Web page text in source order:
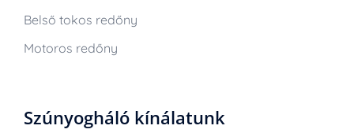
Belső tokos redőny
Motoros redőny
Szúnyogháló kínálatunk